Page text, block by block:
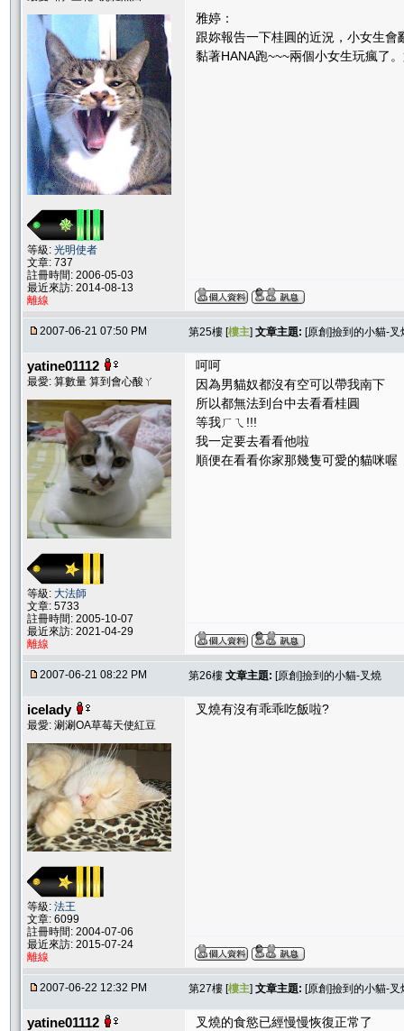
等級: 光明使者
文章: 737
註冊時間: 2006-05-03
最近來訪: 2014-08-13
離線
雅婷：
跟妳報告一下桂圓的近況，小女生
黏著HANA跑~~~兩個小女生玩瘋了
2007-06-21 07:50 PM 第25樓 [樓主] 文章主題: [原創]撿到的小貓-叉
yatine01112
最愛: 算數量 算到會心酸ㄚ
等級: 大法師
文章: 5733
註冊時間: 2005-10-07
最近來訪: 2021-04-29
離線
呵呵
因為男貓奴都沒有空可以帶我南下
所以都無法到台中去看看桂圓
等我ㄏㄟ!!!
我一定要去看看他啦
順便在看看你家那幾隻可愛的貓咪喔
2007-06-21 08:22 PM 第26樓 文章主題: [原創]撿到的小貓-叉燒
icelady
最愛: 涮涮OA草莓天使紅豆
等級: 法王
文章: 6099
註冊時間: 2004-07-06
最近來訪: 2015-07-24
離線
叉燒有沒有乖乖吃飯啦?
2007-06-22 12:32 PM 第27樓 [樓主] 文章主題: [原創]撿到的小貓-叉
yatine01112
叉燒的食慾已經慢慢恢復正常了